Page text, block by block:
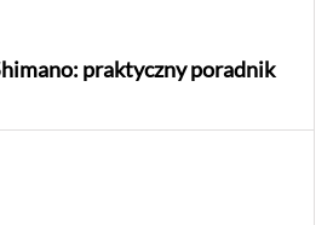
praktyczny poradnik